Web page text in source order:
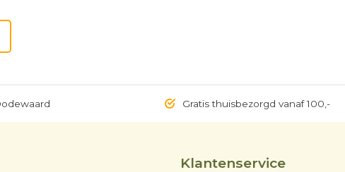
Gratis thuisbezorgd vanaf 100,-
Klantenservice